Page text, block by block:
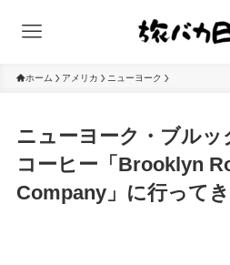
ホーム アメリカ ニューヨーク
ニューヨーク・ブル
コーヒー「Brooklyn
Company」に行ってき